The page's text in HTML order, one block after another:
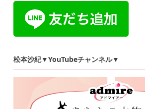
松本沙紀▼YouTubeチャンネル▼